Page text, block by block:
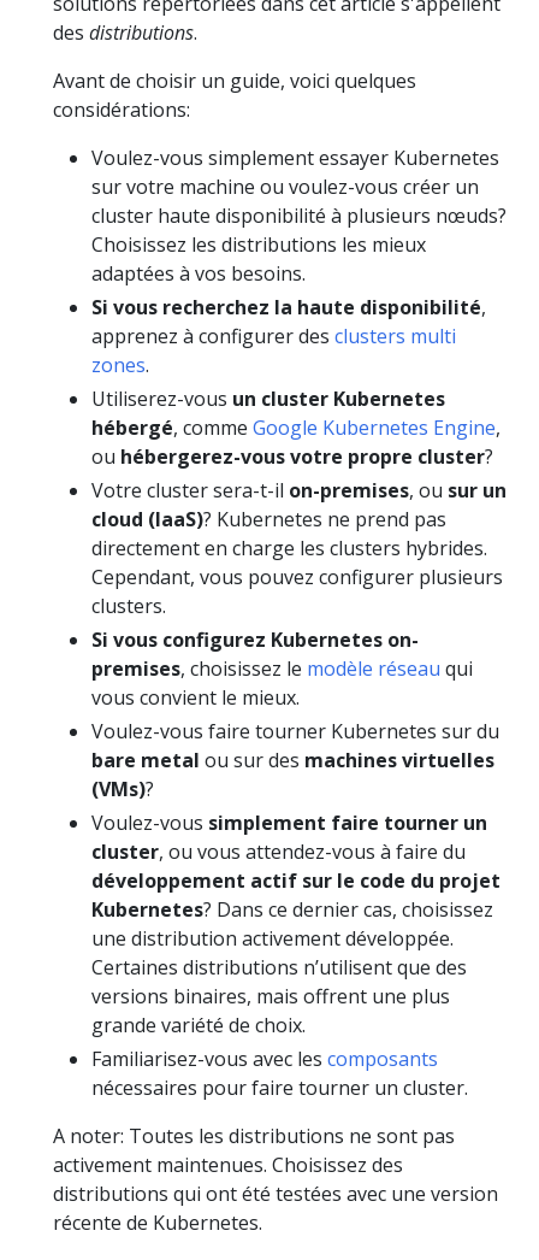
des distributions.
Avant de choisir un guide, voici quelques
considérations:
Voulez-vous simplement essayer Kubernetes
sur votre machine ou voulez-vous créer un
cluster haute disponibilité à plusieurs nœuds?
Choisissez les distributions les mieux
adaptées à vos besoins.
Si vous recherchez la haute disponibilité,
apprenez à configurer des clusters multi
zones.
Utiliserez-vous un cluster Kubernetes
hébergé, comme Google Kubernetes Engine,
ou hébergerez-vous votre propre cluster?
Votre cluster sera-t-il on-premises, ou sur un
cloud (IaaS)? Kubernetes ne prend pas
directement en charge les clusters hybrides.
Cependant, vous pouvez configurer plusieurs
clusters.
Si vous configurez Kubernetes on-
premises, choisissez le modèle réseau qui
vous convient le mieux.
Voulez-vous faire tourner Kubernetes sur du
bare metal ou sur des machines virtuelles
(VMs)?
Voulez-vous simplement faire tourner un
cluster, ou vous attendez-vous à faire du
développement actif sur le code du projet
Kubernetes? Dans ce dernier cas, choisissez
une distribution activement développée.
Certaines distributions n’utilisent que des
versions binaires, mais offrent une plus
grande variété de choix.
Familiarisez-vous avec les composants
nécessaires pour faire tourner un cluster.
A noter: Toutes les distributions ne sont pas
activement maintenues. Choisissez des
distributions qui ont été testées avec une version
récente de Kubernetes.